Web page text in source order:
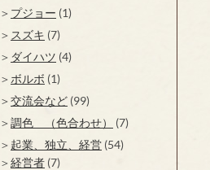
プジョー (1)
スズキ (7)
ダイハツ (4)
ボルボ (1)
交流会など (99)
調色 （色合わせ）
(7)
起業、独立、経営 (54)
経営者 (7)